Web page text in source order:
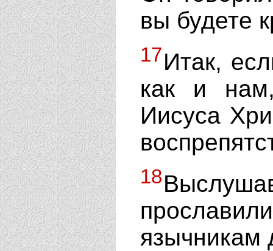
вы будете
17Итак,
как и
Иисуса
18
язычникам